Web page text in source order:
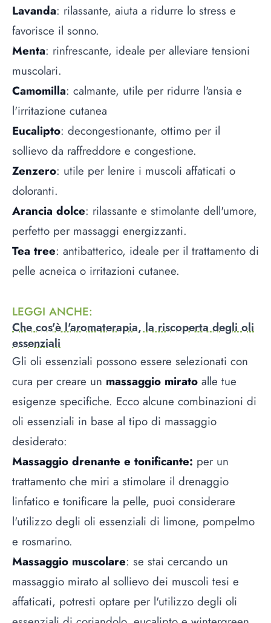
Lavanda: rilassante, aiuta a ridurre lo stress e
favorisce il sonno.
Menta: rinfrescante, ideale per alleviare tensioni
muscolari.
Camomilla: calmante, utile per ridurre l'ansia e
l'irritazione cutanea
Eucalipto: decongestionante, ottimo per il
sollievo da raffreddore e congestione.
Zenzero: utile per lenire i muscoli affaticati o
doloranti.
Arancia dolce: rilassante e stimolante dell'umore,
perfetto per massaggi energizzanti.
Tea tree: antibatterico, ideale per il trattamento di
pelle acneica o irritazioni cutanee.
LEGGI ANCHE:
Che cos'è l'aromaterapia, la riscoperta degli oli
essenziali
Gli oli essenziali possono essere selezionati con
cura per creare un massaggio mirato alle tue
esigenze specifiche. Ecco alcune combinazioni di
oli essenziali in base al tipo di massaggio
desiderato:
Massaggio drenante e tonificante: per un
trattamento che miri a stimolare il drenaggio
linfatico e tonificare la pelle, puoi considerare
l'utilizzo degli oli essenziali di limone, pompelmo
e rosmarino.
Massaggio muscolare: se stai cercando un
massaggio mirato al sollievo dei muscoli tesi e
affaticati, potresti optare per l'utilizzo degli oli